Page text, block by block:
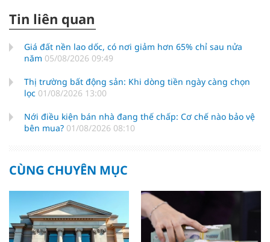
Tin liên quan
Giá đất nền lao dốc, có nơi giảm hơn 65% chỉ sau nửa
năm 05/08/2026 09:49
Thị trường bất động sản: Khi dòng tiền ngày càng chọn
lọc 01/08/2026 13:00
Nới điều kiện bán nhà đang thế chấp: Cơ chế nào bảo vệ
bên mua? 01/08/2026 08:10
CÙNG CHUYÊN MỤC